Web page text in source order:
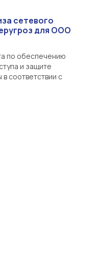
сетевого
для ООО
по обеспечению
и защите
соответствии с